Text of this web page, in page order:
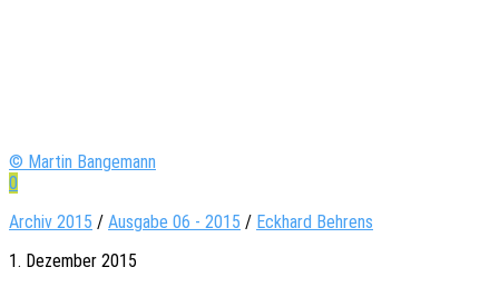
© Martin Bangemann
0
Archiv 2015 / Ausgabe 06 - 2015 / Eckhard Behrens
1. Dezember 2015